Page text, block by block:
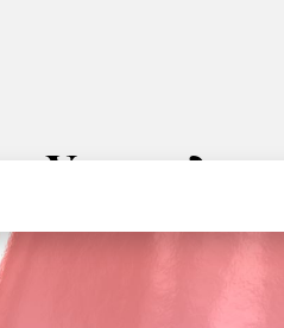
Veneers?